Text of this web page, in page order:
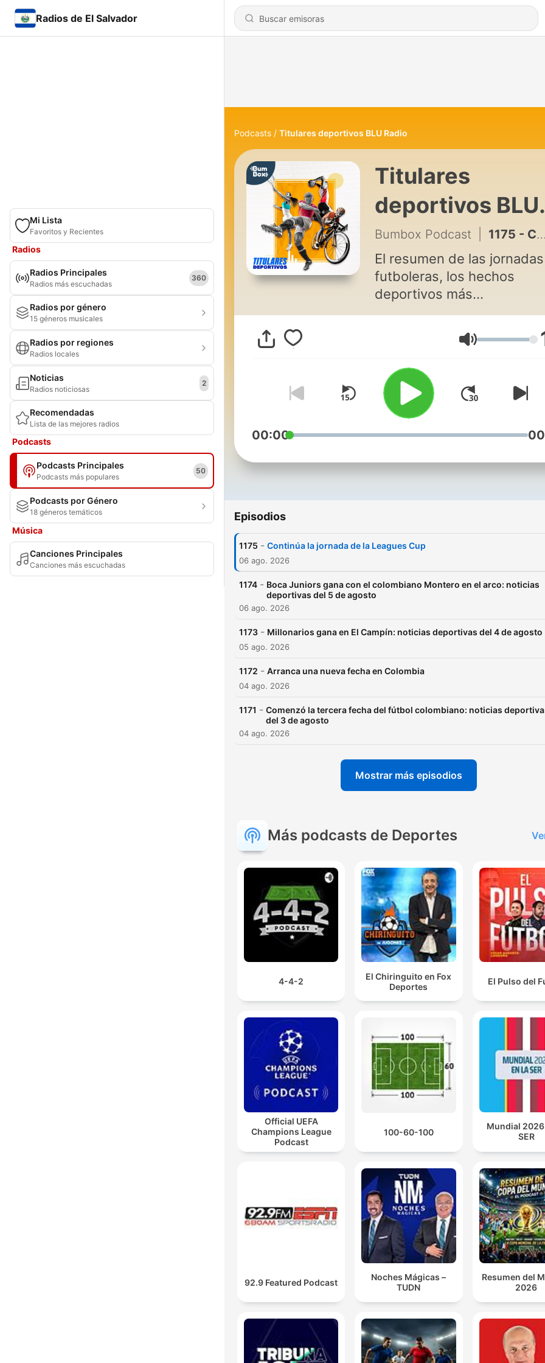
Radios de El Salvador
Mi Lista
Favoritos y Recientes
Radios
Radios Principales
Radios más escuchadas
360
Radios por género
15 géneros musicales
Radios por regiones
Radios locales
Noticias
Radios noticiosas
2
Recomendadas
Lista de las mejores radios
Podcasts
Podcasts Principales
Podcasts más populares
50
Podcasts por Género
18 géneros temáticos
Música
Canciones Principales
Canciones más escuchadas
Podcasts Titulares deportivos BLU Radio
Titulares
deportivos BLU
Radio
Bumbox Podcast 1175 - Continúa la jornada de la Leagues Cup
El resumen de las jornadas
futboleras, los hechos
deportivos más
trascendentales, el
y toda la información del
fútbol, baloncesto, tenis y
más, los encuentra aquí.
Volumen
00:00
Episodios
1175 - Continúa la jornada de la Leagues Cup
06 ago. 2026
1174 - Boca Juniors gana con el colombiano Montero en el arco: noticias
deportivas del 5 de agosto
06 ago. 2026
1173 - Millonarios gana en El Campín: noticias deportivas del 4 de agosto
05 ago. 2026
1172 - Arranca una nueva fecha en Colombia
04 ago. 2026
1171 - Comenzó la tercera fecha del fútbol colombiano: noticias
del 3 de agosto
04 ago. 2026
Mostrar más episodios
Más podcasts de Deportes
4-4-2
El Chiringuito en Fox
Deportes
El Pulso del
Official UEFA
Champions League
Podcast
100-60-100
Mundial
SER
92.9 Featured Podcast
Noches Mágicas –
TUDN
Resumen del
2026